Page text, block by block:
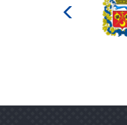
культуры
Российской